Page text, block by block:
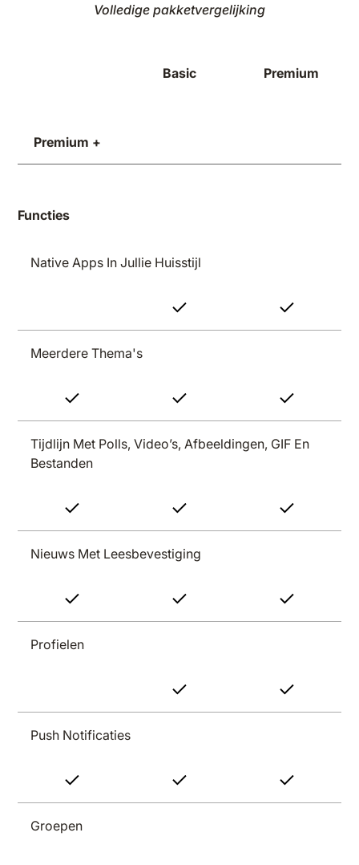
Volledige pakketvergelijking
Basic Premium
Premium +
Functies
Native Apps In Jullie Huisstijl
Meerdere Thema's
Tijdlijn Met Polls, Video’s, Afbeeldingen, GIF En
Bestanden
Nieuws Met Leesbevestiging
Profielen
Push Notificaties
Groepen